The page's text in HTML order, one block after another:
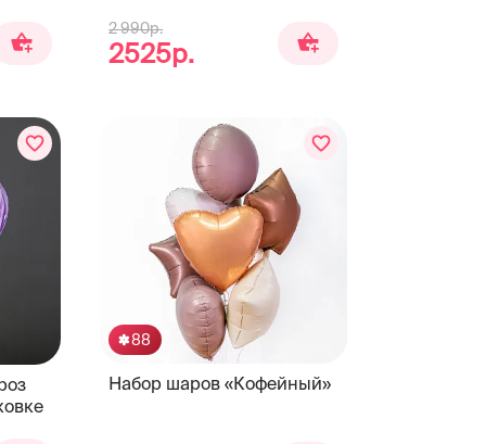
2 990р.
2525р.
88
Набор шаров «Кофейный»